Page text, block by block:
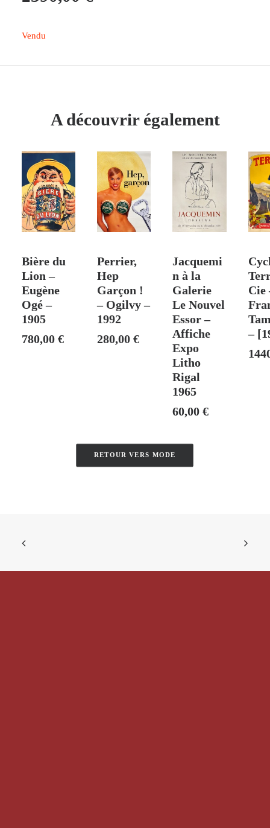
Vendu
A découvrir également
Bière du
Lion –
Eugène
Ogé –
1905
780,00 €
Perrier,
Hep
Garçon !
– Ogilvy –
1992
280,00€
Jacquemi
n à la
Galerie
Le Nouvel
Essor –
Affiche
Expo
Litho
Rigal
1965
60,00€
Cie
–
RETOUR VERS MODE